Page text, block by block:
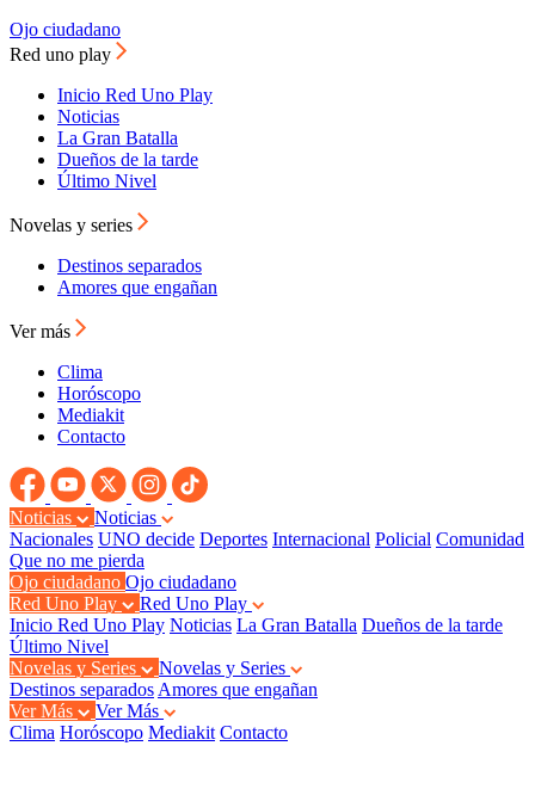
Ojo ciudadano
Red uno play
Inicio Red Uno Play
Noticias
La Gran Batalla
Dueños de la tarde
Último Nivel
Novelas y series
Destinos separados
Amores que engañan
Ver más
Clima
Horóscopo
Mediakit
Contacto
Noticias
Noticias
Nacionales UNO decide Deportes Internacional Policial Comunidad
Que no me pierda
Ojo ciudadano Ojo ciudadano
Red Uno Play
Red Uno Play
Inicio Red Uno Play Noticias La Gran Batalla Dueños de la tarde
Último Nivel
Novelas y Series
Novelas y Series
Destinos separados Amores que engañan
Ver Más
Ver Más
Clima Horóscopo Mediakit Contacto